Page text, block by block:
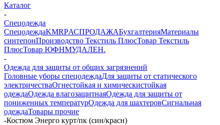
Каталог
-
Спецодежда
СпецодеждаKMRPАСПРОДАЖАБухгалтерияМатериалы
синтепонПроизводство Текстиль ПлюсТовар Текстиль
ПлюсТовар ЮФНМУДАЛЕН.
-
Одежда для защиты от общих загрязнений
Головные уборы спецодеждаДля защиты от статического
электричестваОгнестойкая и химическистойкая
одеждаОдежда влагозащитнаяОдежда для защиты от
пониженных температурОдежда для шахтеровСигнальная
одеждаТовары прочие
-Костюм Энерго курт/пк (син/красн)